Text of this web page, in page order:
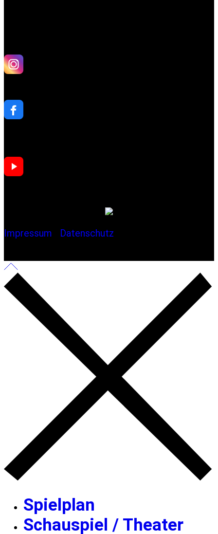
Impressum Datenschutz
Spielplan
Schauspiel / Theater